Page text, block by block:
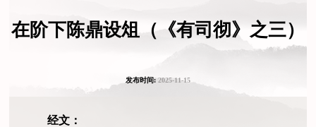
在阶下陈鼎设俎（《有司彻》之三）
发布时间:2025-11-15
经文：